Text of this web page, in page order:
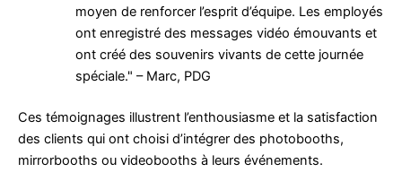
moyen de renforcer l’esprit d’équipe. Les employés
ont enregistré des messages vidéo émouvants et
ont créé des souvenirs vivants de cette journée
spéciale." – Marc, PDG
Ces témoignages illustrent l’enthousiasme et la satisfaction
des clients qui ont choisi d’intégrer des photobooths,
mirrorbooths ou videobooths à leurs événements.